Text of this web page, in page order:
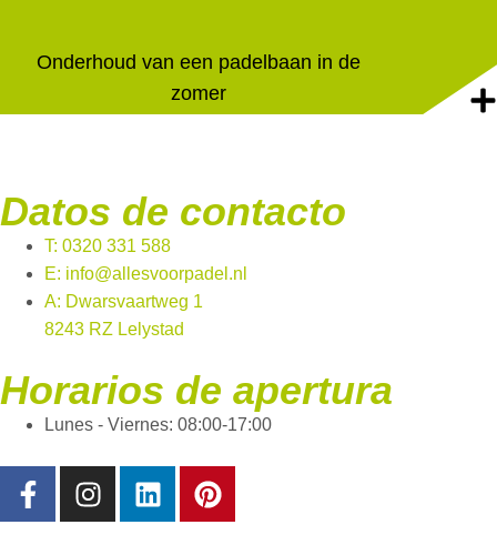
Onderhoud van een padelbaan in de
zomer
Datos de contacto
T: 0320 331 588
E: info@allesvoorpadel.nl
A: Dwarsvaartweg 1
8243 RZ Lelystad
Horarios de apertura
Lunes - Viernes: 08:00-17:00